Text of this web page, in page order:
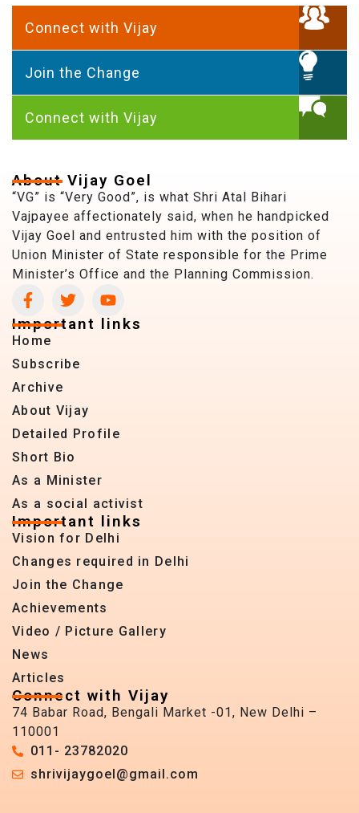
Connect with Vijay
Join the Change
Connect with Vijay
About Vijay Goel
“VG” is “Very Good”, is what Shri Atal Bihari
Vajpayee affectionately said, when he handpicked
Vijay Goel and entrusted him with the position of
Union Minister of State responsible for the Prime
Minister’s Office and the Planning Commission.
Important links
Home
Subscribe
Archive
About Vijay
Detailed Profile
Short Bio
As a Minister
As a social activist
Important links
Vision for Delhi
Changes required in Delhi
Join the Change
Achievements
Video / Picture Gallery
News
Articles
Connect with Vijay
74 Babar Road, Bengali Market -01, New Delhi –
110001
011- 23782020
shrivijaygoel@gmail.com